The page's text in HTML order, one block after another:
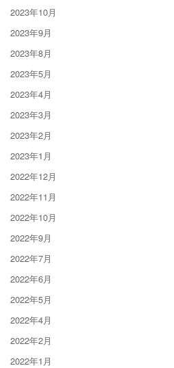
2023年10月
2023年9月
2023年8月
2023年5月
2023年4月
2023年3月
2023年2月
2023年1月
2022年12月
2022年11月
2022年10月
2022年9月
2022年7月
2022年6月
2022年5月
2022年4月
2022年2月
2022年1月